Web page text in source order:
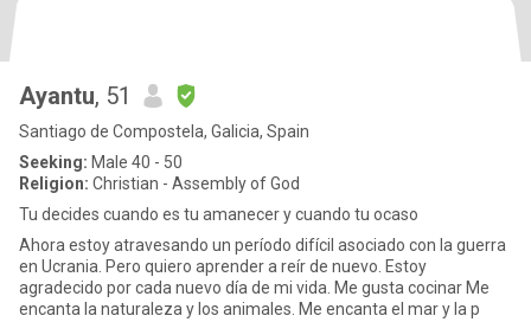
Ayantu, 51
Santiago de Compostela, Galicia, Spain
Seeking: Male 40 - 50
Religion: Christian - Assembly of God
Tu decides cuando es tu amanecer y cuando tu ocaso
Ahora estoy atravesando un período difícil asociado con la guerra
en Ucrania. Pero quiero aprender a reír de nuevo. Estoy
agradecido por cada nuevo día de mi vida. Me gusta cocinar Me
encanta la naturaleza y los animales. Me encanta el mar y la p